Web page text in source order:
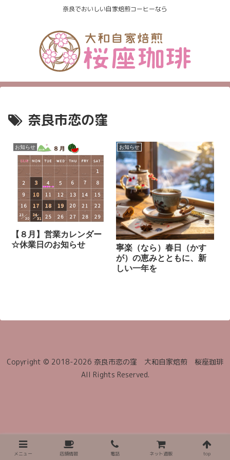
奈良でおいしい自家焙煎コーヒーなら
奈良市恋の窪
お知らせ
【８月】営業カレンダー
☆休業日のお知らせ
お知らせ
寧楽（なら）春日（かす
が）の恵みとともに、新
しい一年を
Copyright © 2018-2026 奈良市恋の窪 大和自家焙煎 桜座珈琲
All Rights Reserved.
メニュー 店舗情報 電話 ネット通販 top